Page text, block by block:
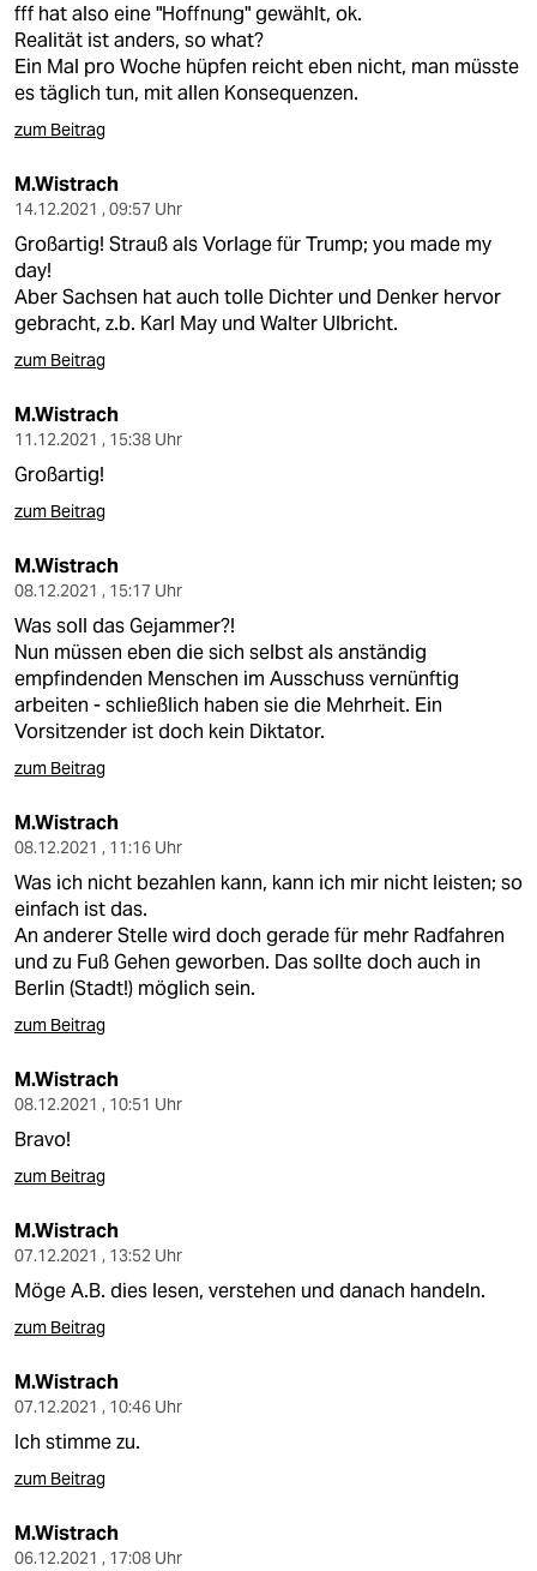
fff hat also eine "Hoffnung" gewählt, ok.
Realität ist anders, so what?
Ein Mal pro Woche hüpfen reicht eben nicht, man müsste
es täglich tun, mit allen Konsequenzen.
zum Beitrag
M.Wistrach
14.12.2021 , 09:57 Uhr
Großartig! Strauß als Vorlage für Trump; you made my
day!
Aber Sachsen hat auch tolle Dichter und Denker hervor
gebracht, z.b. Karl May und Walter Ulbricht.
zum Beitrag
M.Wistrach
11.12.2021 , 15:38 Uhr
Großartig!
zum Beitrag
M.Wistrach
08.12.2021 , 15:17 Uhr
Was soll das Gejammer?!
Nun müssen eben die sich selbst als anständig
empfindenden Menschen im Ausschuss vernünftig
arbeiten - schließlich haben sie die Mehrheit. Ein
Vorsitzender ist doch kein Diktator.
zum Beitrag
M.Wistrach
08.12.2021 , 11:16 Uhr
Was ich nicht bezahlen kann, kann ich mir nicht leisten; so
einfach ist das.
An anderer Stelle wird doch gerade für mehr Radfahren
und zu Fuß Gehen geworben. Das sollte doch auch in
Berlin (Stadt!) möglich sein.
zum Beitrag
M.Wistrach
08.12.2021 , 10:51 Uhr
Bravo!
zum Beitrag
M.Wistrach
07.12.2021 , 13:52 Uhr
Möge A.B. dies lesen, verstehen und danach handeln.
zum Beitrag
M.Wistrach
07.12.2021 , 10:46 Uhr
Ich stimme zu.
zum Beitrag
M.Wistrach
06.12.2021 , 17:08 Uhr